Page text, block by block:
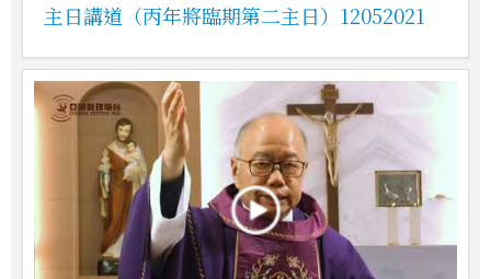
主日講道（丙年將臨期第二主日）12052021